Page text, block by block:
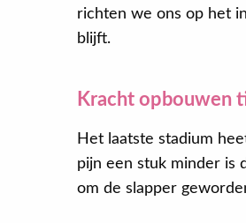
richten we ons op het
blijft.
Kracht opbouwen
Het laatste stadium
pijn een stuk minder is
om de slapper